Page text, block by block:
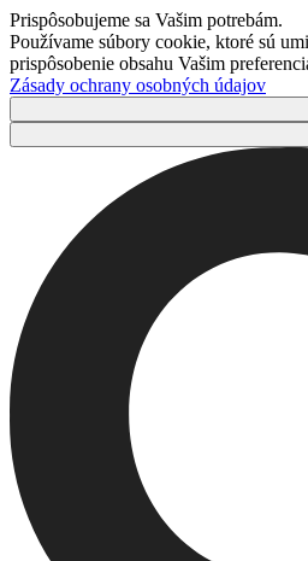
Prispôsobujeme sa Vašim potrebám.
Používame súbory cookie, ktoré sú
prispôsobenie obsahu Vašim
Zásady ochrany osobných údajov